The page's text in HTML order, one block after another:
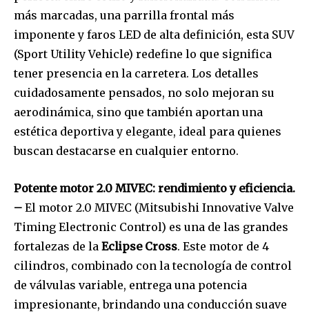
más marcadas, una parrilla frontal más
imponente y faros LED de alta definición, esta SUV
(Sport Utility Vehicle) redefine lo que significa
tener presencia en la carretera. Los detalles
cuidadosamente pensados, no solo mejoran su
aerodinámica, sino que también aportan una
estética deportiva y elegante, ideal para quienes
buscan destacarse en cualquier entorno.
Potente motor 2.0 MIVEC: rendimiento y eficiencia.
– El motor 2.0 MIVEC (Mitsubishi Innovative Valve
Timing Electronic Control) es una de las grandes
fortalezas de la Eclipse Cross. Este motor de 4
cilindros, combinado con la tecnología de control
de válvulas variable, entrega una potencia
impresionante, brindando una conducción suave